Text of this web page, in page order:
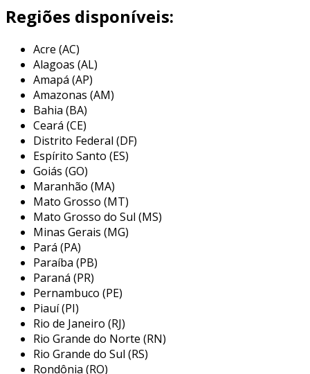
dureza, exige ferramentas adequadas para
obter resultados satisfatórios em sua
manutenção e produção.
esses discos são utilizados em diversas
aplicações industriais e comerciais, sendo ideais
para profissionais que trabalham com chapas,
tubos ou outras formas de aço inox. eles
podem variar em diâmetro, espessura e
composição, permitindo que os usuários
escolham o piloto mais adequado às suas
necessidades de corte. além disso, a
compatibilidade com uma ampla gama de
máquinas torna esses discos versáteis e
práticos.
principais aplicações do disco de
corte para aço inox
os discos de corte para aço inox são
amplamente utilizados em vários setores, como
construção civil, metalurgia, indústria
automotiva e fabricação de móveis. sua
Regiões disponíveis:
Acre (AC)
Alagoas (AL)
Amapá (AP)
Amazonas (AM)
Bahia (BA)
Ceará (CE)
Distrito Federal (DF)
Espírito Santo (ES)
Goiás (GO)
Maranhão (MA)
Mato Grosso (MT)
Mato Grosso do Sul (MS)
Minas Gerais (MG)
Pará (PA)
Paraíba (PB)
Paraná (PR)
Pernambuco (PE)
Piauí (PI)
Rio de Janeiro (RJ)
Rio Grande do Norte (RN)
Rio Grande do Sul (RS)
Rondônia (RO)